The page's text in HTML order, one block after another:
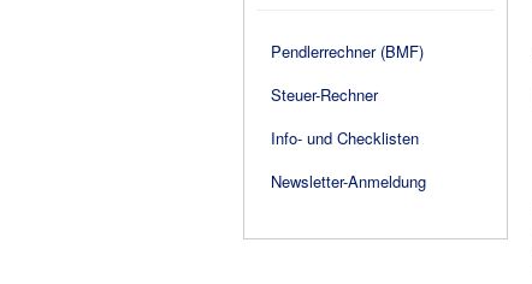
Pendlerrechner (BMF)
Steuer-Rechner
Info- und Checklisten
Newsletter-Anmeldung